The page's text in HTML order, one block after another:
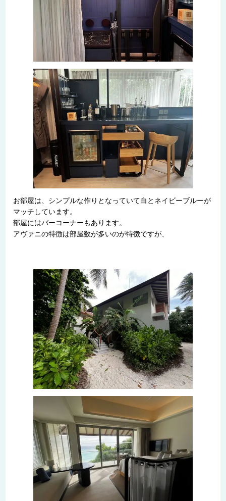
お部屋は、シンプルな作りとなっていて白とネイビーブルーが
マッチしています。
部屋にはバーコーナーもあります。
アヴァニの特徴は部屋数が多いのが特徴ですが、